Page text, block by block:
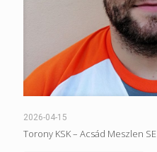
2026-04-15
Torony KSK – Acsád Meszlen SE